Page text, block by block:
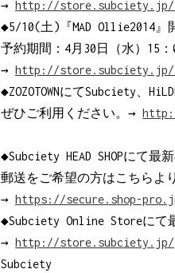
→ http://store.subciety.jp/
◆5/10(土)『MAD Ollie2014』
予約期間：4月30日（水）15：
→ http://store.subciety.jp/
◆ZOZOTOWNにてSubciety、
ぜひご利用ください。→
◆Subciety HEAD SHOPにて
郵送をご希望の方はこちらよ
→ https://secure.shop-pro.jp/
◆Subciety Online Storeにて
→ http://store.subciety.jp/
Subciety